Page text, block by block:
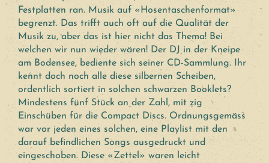
Festplatten ran. Musik auf «Hosentaschenformat»
begrenzt. Das trifft auch oft auf die Qualität der
Musik zu, aber das ist hier nicht das Thema! Bei
welchen wir nun wieder wären! Der DJ in der Kneipe
am Bodensee, bediente sich seiner CD-Sammlung. Ihr
kennt doch noch alle diese silbernen Scheiben,
ordentlich sortiert in solchen schwarzen Booklets?
Mindestens fünf Stück an der Zahl, mit zig
Einschüben für die Compact Discs. Ordnungsgemäss
war vor jeden eines solchen, eine Playlist mit den
darauf befindlichen Songs ausgedruckt und
eingeschoben. Diese «Zettel» waren leicht